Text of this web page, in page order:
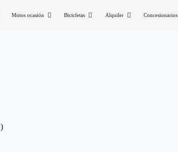
Motos ocasión Bicicletas Alquiler Concesionarios